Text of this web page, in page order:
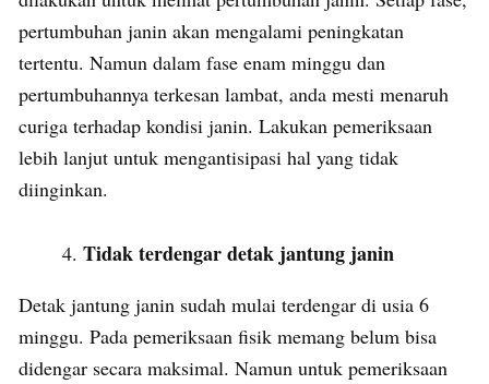
pertumbuhan janin akan mengalami peningkatan
tertentu. Namun dalam fase enam minggu dan
pertumbuhannya terkesan lambat, anda mesti menaruh
curiga terhadap kondisi janin. Lakukan pemeriksaan
lebih lanjut untuk mengantisipasi hal yang tidak
diinginkan.
Tidak terdengar detak jantung janin
Detak jantung janin sudah mulai terdengar di usia 6
minggu. Pada pemeriksaan fisik memang belum bisa
didengar secara maksimal. Namun untuk pemeriksaan